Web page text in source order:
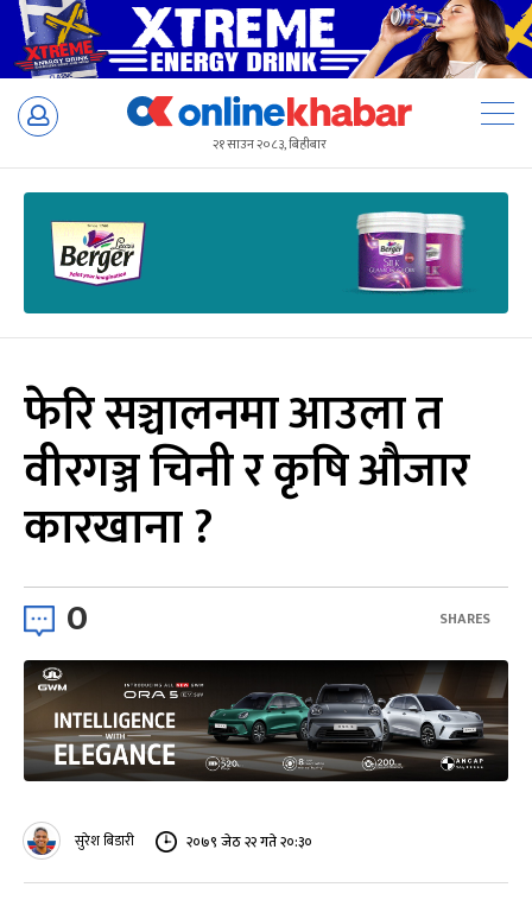
Skip
२१ साउन २०८३, बिहीबार
फेरि सञ्चालनमा आउला त
वीरगञ्ज चिनी र कृषि औजार
कारखाना ?
0 SHARES
सुरेश बिडारी २०७९ जेठ २२ गते २०:३०